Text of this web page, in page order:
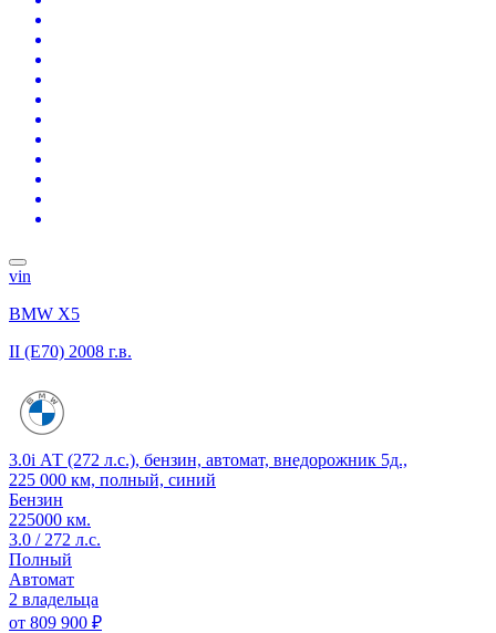
vin
BMW X5
II (E70) 2008 г.в.
3.0i АТ (272 л.с.), бензин, автомат, внедорожник 5д.,
225 000 км, полный, синий
Бензин
225000 км.
3.0 / 272 л.с.
Полный
Автомат
2 владельца
от 809 900 ₽